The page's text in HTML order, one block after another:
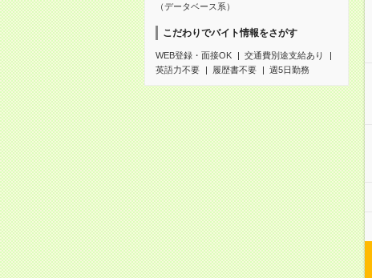
（データベース系）
こだわりでバイト情報をさがす
WEB登録・面接OK
交通費別途支給あり
英語力不要
履歴書不要 週5日勤務